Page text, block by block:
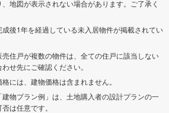
地図が表示されない場合があります。ご了承く
成後1年を経過している未入居物件が掲載されてい
売住戸が複数の物件は、全ての住戸に該当しない
せ先にご確認ください。
には、建物価格は含まれません。
建物プラン例」は、土地購入者の設計プランの一
は任意です。